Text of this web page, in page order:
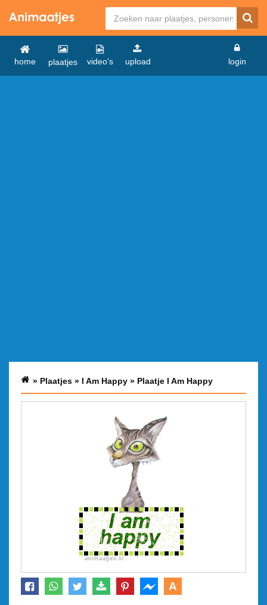
home plaatjes video's upload login
» Plaatjes » I Am Happy » Plaatje I Am Happy
A